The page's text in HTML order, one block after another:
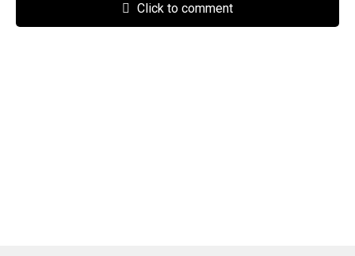
Click to comment